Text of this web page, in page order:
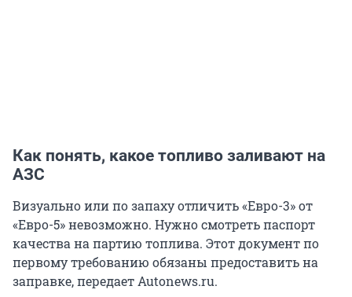
Как понять, какое топливо заливают на
АЗС
Визуально или по запаху отличить «Евро-3» от
«Евро-5» невозможно. Нужно смотреть паспорт
качества на партию топлива. Этот документ по
первому требованию обязаны предоставить на
заправке, передает Autonews.ru.